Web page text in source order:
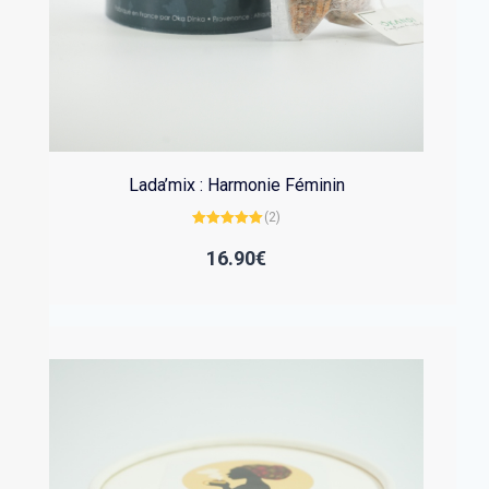
Lada’mix : Harmonie Féminin
sur 5
(2)
16.90€